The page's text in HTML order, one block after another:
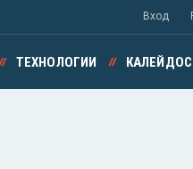
Вход
ТЕХНОЛОГИИ